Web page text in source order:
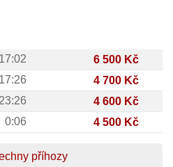
17:02
6 500 Kč
17:26
4 700 Kč
23:26
4 600 Kč
0:06 4 500 Kč
příhozy